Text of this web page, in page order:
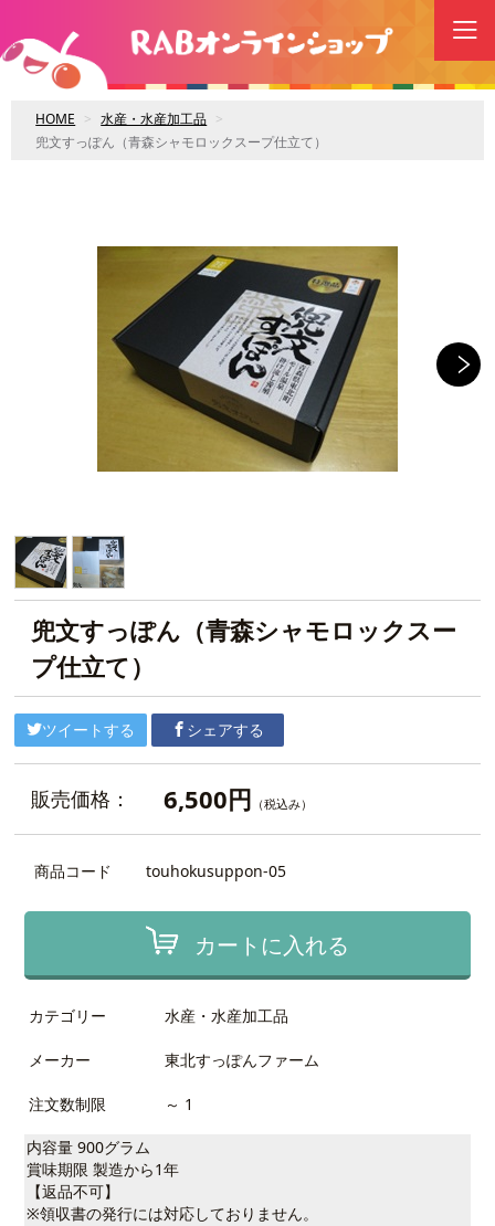
HOME
水産・水産加工品
兜文すっぽん（青森シャモロックスープ仕立て）
兜文すっぽん（青森シャモロックスー
プ仕立て）
ツイートする シェアする
販売価格： 6,500円 （税込み）
商品コード touhokusuppon-05
カートに入れる
カテゴリー 水産・水産加工品
メーカー 東北すっぽんファーム
注文数制限 ～ 1
内容量 900グラム
賞味期限 製造から1年
【返品不可】
※領収書の発行には対応しておりません。